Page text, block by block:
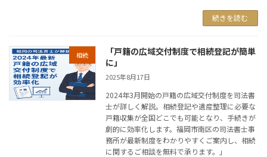
続きを読む
相続
「戸籍の広域交付制度で相続登記が簡単
に」
2025年8月17日
2024年3月開始の戸籍の広域交付制度を司法書
士が詳しく解説。相続登記や遺産整理に必要な
戸籍収集が全国どこでも可能となり、手続きが
劇的に効率化します。福岡市南区の司法書士事
務所が最新制度をわかりやすくご案内し、相続
に関するご相談を無料で承ります。」